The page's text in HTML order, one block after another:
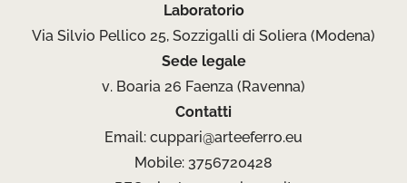
Laboratorio
Via Silvio Pellico 25, Sozzigalli di Soliera (Modena)
Sede legale
v. Boaria 26 Faenza (Ravenna)
Contatti
Email: cuppari@arteeferro.eu
Mobile: 3756720428